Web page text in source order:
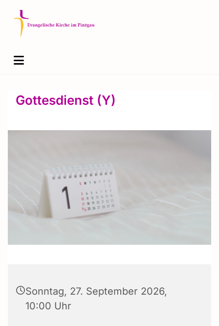
Gottesdienst (Y)
Sonntag, 27. September 2026,
10:00 Uhr